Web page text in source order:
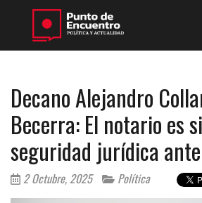
Decano Alejandro
Becerra: El notario es
seguridad jurídica
2 Octubre, 2025 Política